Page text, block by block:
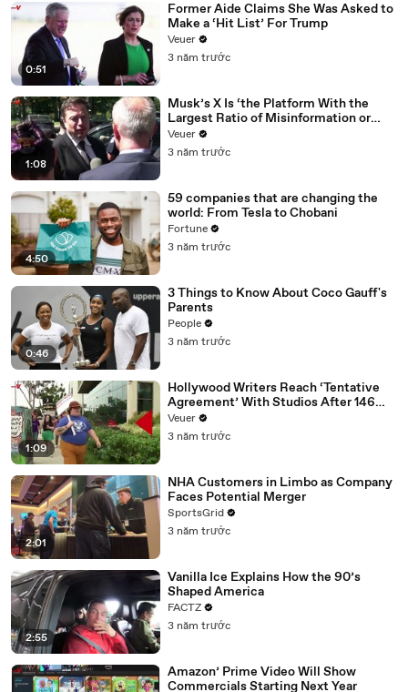
0:51
Former Aide Claims She Was Asked to
Make a ‘Hit List’ For Trump
Veuer
3 năm trước
1:08
Musk’s X Is ‘the Platform With the
Largest Ratio of Misinformation or
Disinformation’ Amongst All Social
Media Platforms
Veuer
3 năm trước
4:50
59 companies that are changing the
world: From Tesla to Chobani
Fortune
3 năm trước
0:46
3 Things to Know About Coco Gauff's
Parents
People
3 năm trước
1:09
Hollywood Writers Reach ‘Tentative
Agreement’ With Studios After 146
Day Strike
Veuer
3 năm trước
2:01
NHA Customers in Limbo as Company
Faces Potential Merger
SportsGrid
3 năm trước
2:55
Vanilla Ice Explains How the 90’s
Shaped America
FACTZ
3 năm trước
Amazon’ Prime Video Will Show
Commercials Starting Next Year